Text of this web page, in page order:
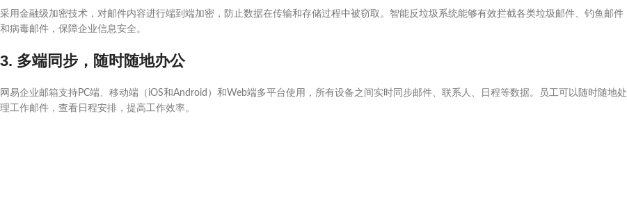
采用金融级加密技术，对邮件内容进行端到端加密，防止数据在传输和存储过程中被窃取。智能反垃圾系统能够有效拦截各类垃圾邮件、钓鱼邮件
和病毒邮件，保障企业信息安全。
3. 多端同步，随时随地办公
网易企业邮箱支持PC端、移动端（iOS和Android）和Web端多平台使用，所有设备之间实时同步邮件、联系人、日程等数据。员工可以随时随地处
理工作邮件，查看日程安排，提高工作效率。